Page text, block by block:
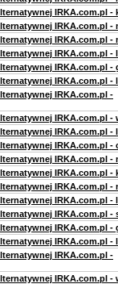
IRKA.com.pl -
IRKA.com.pl -
IRKA.com.pl -
IRKA.com.pl -
IRKA.com.pl -
IRKA.com.pl -
IRKA.com.pl -
IRKA.com.pl -
IRKA.com.pl -
IRKA.com.pl -
IRKA.com.pl -
IRKA.com.pl -
IRKA.com.pl -
IRKA.com.pl -
IRKA.com.pl -
IRKA.com.pl -
IRKA.com.pl -
IRKA.com.pl -
IRKA.com.pl -